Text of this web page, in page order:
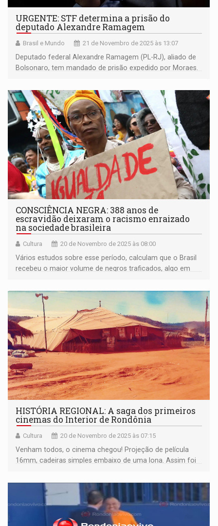
URGENTE: STF determina a prisão do
deputado Alexandre Ramagem
Brasil e Mundo 21 de Novembro de 2025 às 13:07
Deputado federal Alexandre Ramagem (PL-RJ), aliado de
Bolsonaro, tem mandado de prisão expedido por Moraes.
CONSCIÊNCIA NEGRA: 388 anos de
escravidão deixaram o racismo enraizado
na sociedade brasileira
Cultura 20 de Novembro de 2025 às 08:00
Vários estudos sobre esse período, calculam que o Brasil
recebeu o maior volume de negros traficados, algo em
HISTÓRIA REGIONAL: A saga dos primeiros
cinemas do Interior de Rondônia
Cultura 20 de Novembro de 2025 às 07:15
Venham todos, o cinema chegou! Projeção de película
16mm, cadeiras simples embaixo de uma lona. Assim foi